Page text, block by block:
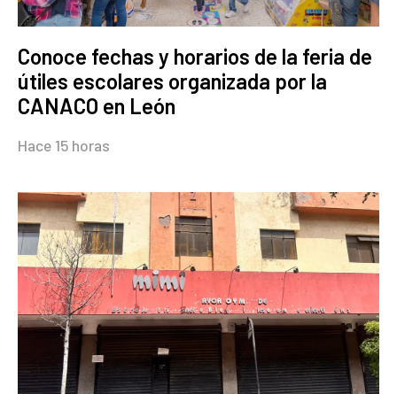
Conoce fechas y horarios de la feria de
útiles escolares organizada por la
CANACO en León
Hace 15 horas